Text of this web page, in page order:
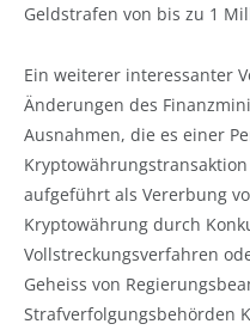
Geldstrafen von bis zu 1
Ein weiterer interessanter
Änderungen des
Ausnahmen, die es einer
aufgeführt als Vererbung
Kryptowährung durch
Vollstreckungsverfahren
Geheiss von
Strafverfolgungsbehörden